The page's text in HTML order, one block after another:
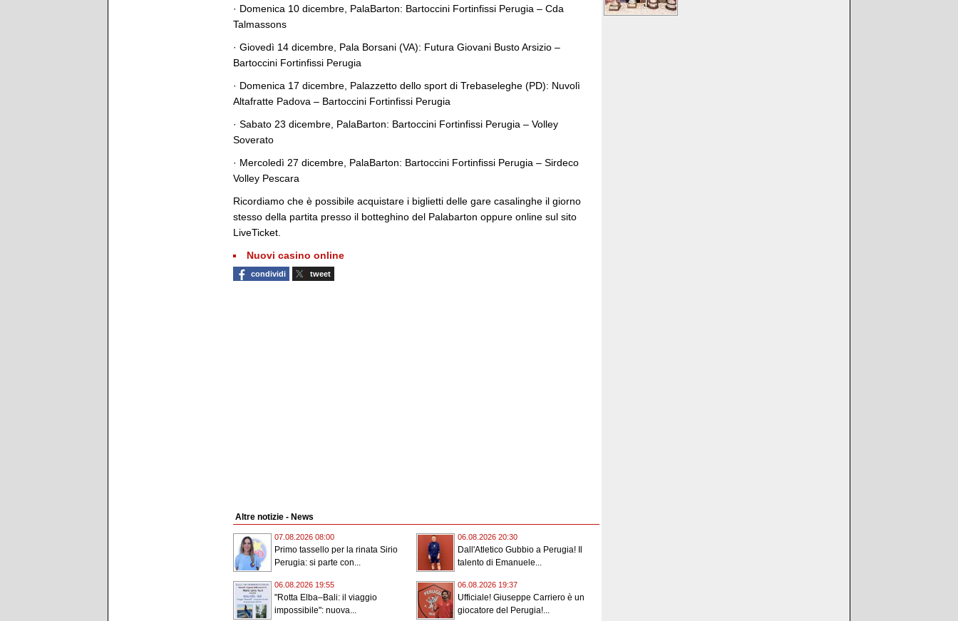
· Domenica 10 dicembre, PalaBarton: Bartoccini Fortinfissi Perugia – Cda
Talmassons
· Giovedì 14 dicembre, Pala Borsani (VA): Futura Giovani Busto Arsizio –
Bartoccini Fortinfissi Perugia
· Domenica 17 dicembre, Palazzetto dello sport di Trebaseleghe (PD): Nuvolì
Altafratte Padova – Bartoccini Fortinfissi Perugia
· Sabato 23 dicembre, PalaBarton: Bartoccini Fortinfissi Perugia – Volley
Soverato
· Mercoledì 27 dicembre, PalaBarton: Bartoccini Fortinfissi Perugia – Sirdeco
Volley Pescara
Ricordiamo che è possibile acquistare i biglietti delle gare casalinghe il giorno
stesso della partita presso il botteghino del Palabarton oppure online sul sito
LiveTicket.
Nuovi casino online
condividi tweet
Altre notizie - News
07.08.2026 08:00
Primo tassello per la rinata Sirio
Perugia: si parte con...
06.08.2026 20:30
Dall'Atletico Gubbio a Perugia! Il
talento di Emanuele...
06.08.2026 19:55
"Rotta Elba–Bali: il viaggio
impossibile": nuova...
06.08.2026 19:37
Ufficiale! Giuseppe Carriero è un
giocatore del Perugia!...